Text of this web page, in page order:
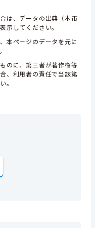
は、データの出典（本市
示してください。
本ページのデータを元に
のに、第三者が著作権等
、利用者の責任で当該第
。